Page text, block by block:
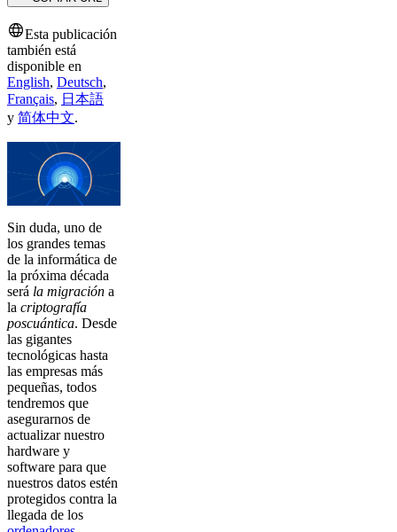
Esta publicación
también está
disponible en
English, Deutsch,
Français, 日本語
y 简体中文.
Sin duda, uno de
los grandes temas
de la informática de
la próxima década
será la migración a
la criptografía
poscuántica. Desde
las gigantes
tecnológicas hasta
las empresas más
pequeñas, todos
tendremos que
asegurarnos de
actualizar nuestro
hardware y
software para que
nuestros datos estén
protegidos contra la
llegada de los